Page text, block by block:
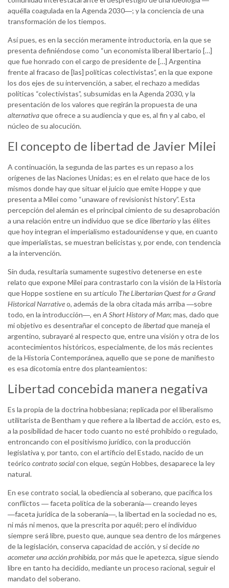
aquélla coagulada en la Agenda 2030―; y la conciencia de una
transformación de los tiempos.
Así pues, es en la sección meramente introductoria, en la que se
presenta definiéndose como “un economista liberal libertario […]
que fue honrado con el cargo de presidente de […] Argentina
frente al fracaso de [las] políticas colectivistas”, en la que expone
los dos ejes de su intervención, a saber, el rechazo a medidas
políticas “colectivistas”, subsumidas en la Agenda 2030, y la
presentación de los valores que regirán la propuesta de una
alternativaque ofrece a su audiencia y que es, al fin y al cabo, el
núcleo de su alocución.
El concepto de libertad de Javier Milei
A continuación, la segunda de las partes es un repaso a los
orígenes de las Naciones Unidas; es en el relato que hace de los
mismos donde hay que situar el juicio que emite Hoppe y que
presenta a Milei como “unaware of revisionist history”. Esta
percepción del alemán es el principal cimiento de su desaprobación
a una relación entre un individuo que se dicelibertarioy las élites
que hoy integran el imperialismo estadounidense y que, en cuanto
que imperialistas, se muestran belicistas y, por ende, con tendencia
a la intervención.
Sin duda, resultaría sumamente sugestivo detenerse en este
relato que expone Milei para contrastarlo con la visión de la Historia
que Hoppe sostiene en su artículo The Libertarian Quest for a Grand
Historical Narrativeo, además de la obra citada más arriba ―sobre
todo, en la introducción―, en A Short History of Man; mas, dado que
mi objetivo es desentrañar el concepto delibertadque maneja el
argentino, subrayaré al respecto que, entre una visión y otra de los
acontecimientos históricos, especialmente, de los más recientes
de la Historia Contemporánea, aquello que se pone de manifiesto
es esa dicotomía entre dos planteamientos:
Libertad concebida manera negativa
Es la propia de la doctrina hobbesiana; replicada por el liberalismo
utilitarista de Bentham y que refiere a la libertad de acción, esto es,
a la posibilidad de hacer todo cuanto no esté prohibido o regulado,
entroncando con el positivismo jurídico, con la producción
legislativa y, por tanto, con el artificio del Estado, nacido de un
teórico contrato socialcon elque, según Hobbes, desaparece la ley
natural.
En ese contrato social, la obediencia al soberano, que pacifica los
conflictos ― faceta política de la soberanía― creando leyes
―faceta jurídica de la soberanía―, la libertad en la sociedad no es,
ni más ni menos, que la prescrita por aquél; pero el individuo
siempre será libre, puesto que, aunque sea dentro de los márgenes
de la legislación, conserva capacidad de acción, y si decideno
acometer una acciónprohibida, por más que le apetezca, sigue siendo
libre en tanto ha decidido, mediante un proceso racional, seguir el
mandato del soberano.